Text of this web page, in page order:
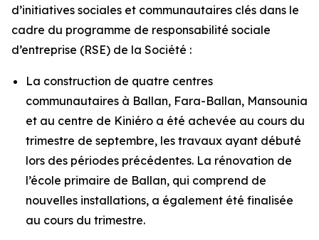
d’initiatives sociales et communautaires clés dans le
cadre du programme de responsabilité sociale
d’entreprise (RSE) de la Société :
La construction de quatre centres
communautaires à Ballan, Fara-Ballan, Mansounia
et au centre de Kiniéro a été achevée au cours du
trimestre de septembre, les travaux ayant débuté
lors des périodes précédentes. La rénovation de
l’école primaire de Ballan, qui comprend de
nouvelles installations, a également été finalisée
au cours du trimestre.